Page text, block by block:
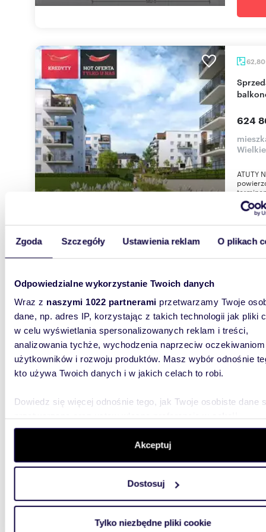
Zgoda Szczegóły Ustawienia reklam O plikach
Odpowiedzialne wykorzystanie Twoich danych
Wraz z naszymi 1022 partnerami przetwarzamy Twoje
dane, np. adres IP, korzystając z takich technologii jak pliki
w celu wyświetlania spersonalizowanych reklam i treści,
analizowania tychże, wychodzenia naprzeciw oczekiwaniom
użytkowników i rozwoju produktów. Masz wybór odnośnie
kto używa Twoich danych i w jakich celach to robi.
Dowiedz się więcej odnośnie tego, jak Twoje osobiste dane
szczegółów. W Deklaracji plików cookie możesz zmienić
wycofać swoją zgodę w dowolnej chwili.
aby oferować funkcje społecznościowe i analizować ruch w
witrynie. Informacje o tym, jak korzystasz z naszej witryny,
analitycznym. Partnerzy mogą połączyć te informacje z
Akceptuj
Dostosuj
Tylko niezbędne pliki cookie
62,80
Sprzedam nowoczesne 3-pokojowe mieszkanie z
624
ATUTY
Nowoczesne 27,5 m2 z dużym potencjałem -
blisko
405
35,08